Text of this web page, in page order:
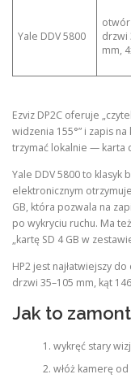
Yale DDV 5800
otwór
drzwi
mm,
Ezviz DP2C oferuje
widzenia 155°” i zapis
trzymać lokalnie — karta
Yale DDV 5800 to klasyk
elektronicznym
GB, która pozwala na
po wykryciu ruchu. Ma
„kartę SD 4 GB w
HP2 jest najłatwiejszy
drzwi 35–105 mm, kąt
Jak to
wykręć stary
włóż kamerę